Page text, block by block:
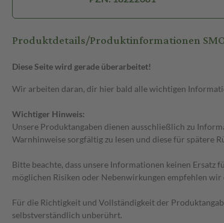
Produktdetails/Produktinformationen
Diese Seite wird gerade überarbeitet!
Wir arbeiten daran, dir hier bald alle wichtigen
Wichtiger Hinweis:
Unsere Produktangaben dienen ausschließlich zu
Warnhinweise sorgfältig zu lesen und diese für spätere
Bitte beachte, dass unsere Informationen keinen
möglichen Risiken oder Nebenwirkungen empfehlen
Für die Richtigkeit und Vollständigkeit der
selbstverständlich unberührt.